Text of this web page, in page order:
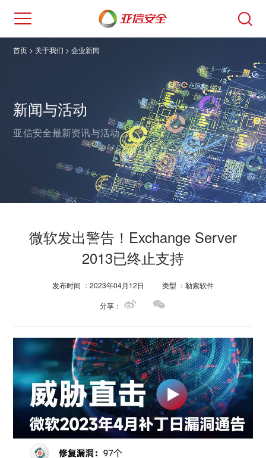
首页 > 关于我们 >企业新闻
新闻与活动
亚信安全最新资讯与活动。
微软发出警告！Exchange Server
2013已终止支持
发布时间 ：2023年04月12日
类型 ：勒索软件
分享：